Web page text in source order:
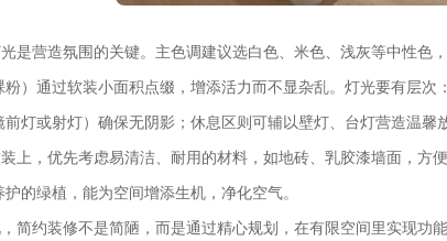
营造氛围的关键。主色调建议选白色、米色、浅灰等中性色
粉）通过软装小面积点缀，增添活力而不显杂乱。灯光要有层
前灯或射灯）确保无阴影；休息区则可辅以壁灯、台灯营造温馨
，优先考虑易清洁、耐用的材料，如地砖、乳胶漆墙面，方便
的绿植，能为空间增添生机，净化空气。
约装修不是简陋，而是通过精心规划，在有限空间里实现功